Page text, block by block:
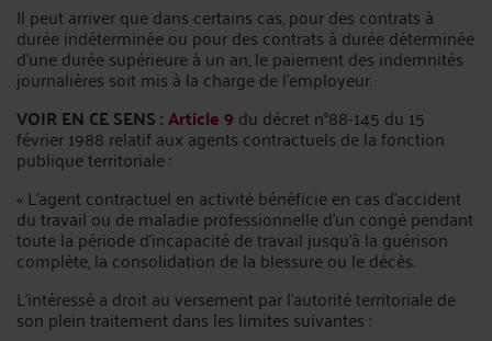
Il peut arriver que dans certains cas, pour des contrats à
durée indéterminée ou pour des contrats à durée déterminée
d’une durée supérieure à un an, le paiement des indemnités
journalières soit mis à la charge de l’employeur.
VOIR EN CE SENS :Article 9 du décret n°88-145 du 15
février 1988 relatif aux agents contractuels de la fonction
publique territoriale :
« L'agent contractuel en activité bénéficie en cas d'accident
du travail ou de maladie professionnelle d'un congé pendant
toute la période d'incapacité de travail jusqu'à la guérison
complète, la consolidation de la blessure ou le décès.
L'intéressé a droit au versement par l'autorité territoriale de
son plein traitement dans les limites suivantes :